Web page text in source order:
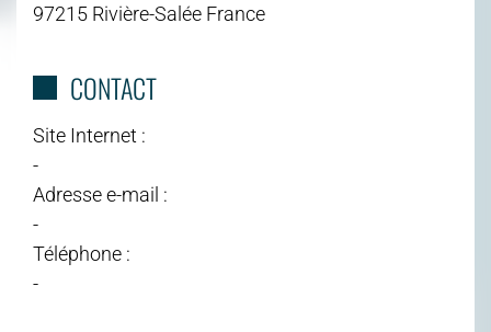
97215 Rivière-Salée France
CONTACT
Site Internet :
-
Adresse e-mail :
-
Téléphone :
-